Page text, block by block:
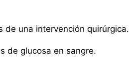
de una intervención quirúrgica.
de glucosa en sangre.